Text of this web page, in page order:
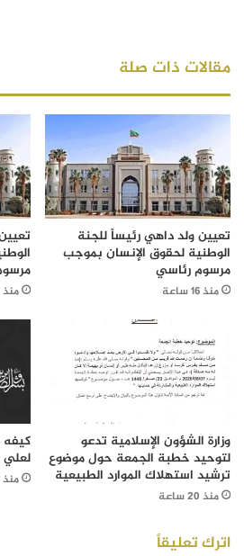
مقالات ذات صلة
تعيين ولد داهي رئيساً للجنة
الوطنية لحقوق الإنسان بموجب
مرسوم رئاسي
منذ 16 ساعة منذ 17 ساعة
وزارة الشؤون الإسلامية تدعو
لتوحيد خطبة الجمعة حول موضوع
ترشيد استهلاك الموارد الطبيعية
منذ 20 ساعة
كيفه
لعلي
منذ 23 ساعة
اترك تعليقاً